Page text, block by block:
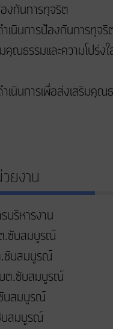
งกันการทุจริต
เนินการป้องกันการทุจริ
คุณธรรมและความโปร่ง
เนินการเพื่อส่งเสริมคุณ
ยงาน
บริหารงาน
.ซับสมบูรณ์
ซับสมบูรณ์
ต.ซับสมบูรณ์
บสมบูรณ์
สมบูรณ์